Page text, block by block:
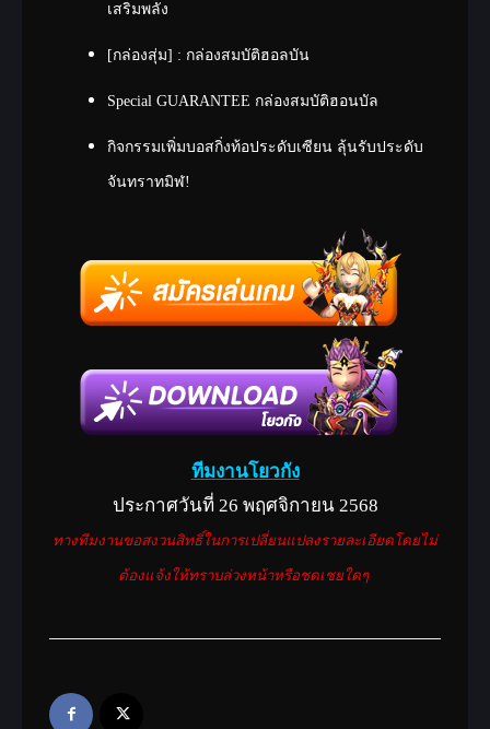
เสริมพลัง
[กล่องสุ่ม] : กล่องสมบัติฮอลบัน
Special GUARANTEE กล่องสมบัติฮอนบัล
กิจกรรมเพิ่มบอสกิ่งท้อประดับเซียน ลุ้นรับประดับ
จันทราทมิฬ!
ทีมงานโยวกัง
ประกาศวันที่ 26 พฤศจิกายน 2568
ทางทีมงานขอสงวนสิทธิ์ในการเปลี่ยนแปลงรายละเอียดโดยไม่
ต้องแจ้งให้ทราบล่วงหน้าหรือชดเชยใดๆ